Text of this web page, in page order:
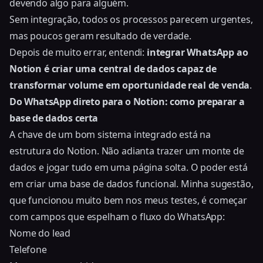
devendo algo para alguém.
Sem integração, todos os processos parecem urgentes,
mas poucos geram resultado de verdade.
Depois de muito errar, entendi: integrar WhatsApp ao
Notion é criar uma central de dados capaz de
transformar volume em oportunidade real de venda.
Do WhatsApp direto para o Notion: como preparar a
base de dados certa
A chave de um bom sistema integrado está na
estrutura do Notion. Não adianta trazer um monte de
dados e jogar tudo em uma página solta. O poder está
em criar uma base de dados funcional. Minha sugestão,
que funcionou muito bem nos meus testes, é começar
com campos que espelham o fluxo do WhatsApp:
Nome do lead
Telefone